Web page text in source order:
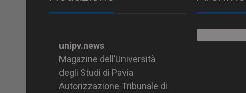
unipv.news
Magazine dell’Università
degli Studi di Pavia
Autorizzazione Tribunale di